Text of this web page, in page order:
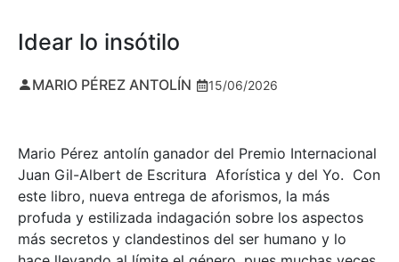
Idear lo insótilo
MARIO PÉREZ ANTOLÍN 15/06/2026
Mario Pérez antolín ganador del Premio Internacional
Juan Gil-Albert de Escritura Aforística y del Yo. Con
este libro, nueva entrega de aforismos, la más
profuda y estilizada indagación sobre los aspectos
más secretos y clandestinos del ser humano y lo